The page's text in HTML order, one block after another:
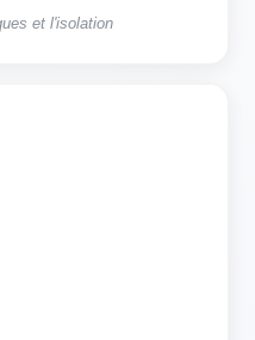
et l'isolation